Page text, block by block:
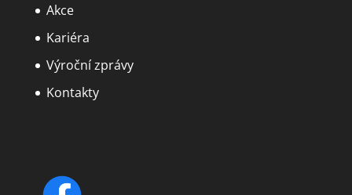
Akce
Kariéra
Výroční zprávy
Kontakty